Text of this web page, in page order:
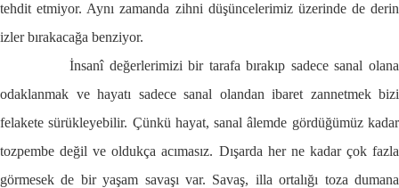
tehdit etmiyor. Aynı zamanda zihni düşüncelerimiz üzerinde de derin
izler bırakacağa benziyor.
İnsanî değerlerimizi bir tarafa bırakıp sadece sanal olana
odaklanmak ve hayatı sadece sanal olandan ibaret zannetmek bizi
felakete sürükleyebilir. Çünkü hayat, sanal âlemde gördüğümüz kadar
tozpembe değil ve oldukça acımasız. Dışarda her ne kadar çok fazla
görmesek de bir yaşam savaşı var. Savaş, illa ortalığı toza dumana